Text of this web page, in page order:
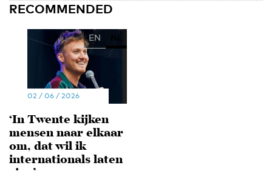
RECOMMENDED
EN NL
02 / 06 / 2026
‘In Twente kijken
mensen naar elkaar
om, dat wil ik
internationals laten